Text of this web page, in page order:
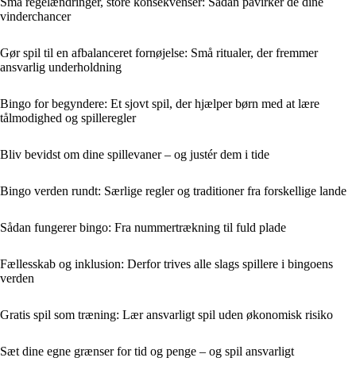
vinderchancer
Gør spil til en afbalanceret fornøjelse: Små ritualer, der fremmer
ansvarlig underholdning
Bingo for begyndere: Et sjovt spil, der hjælper børn med at lære
tålmodighed og spilleregler
Bliv bevidst om dine spillevaner – og justér dem i tide
Bingo verden rundt: Særlige regler og traditioner fra forskellige lande
Sådan fungerer bingo: Fra nummertrækning til fuld plade
Fællesskab og inklusion: Derfor trives alle slags spillere i bingoens
verden
Gratis spil som træning: Lær ansvarligt spil uden økonomisk risiko
Sæt dine egne grænser for tid og penge – og spil ansvarligt